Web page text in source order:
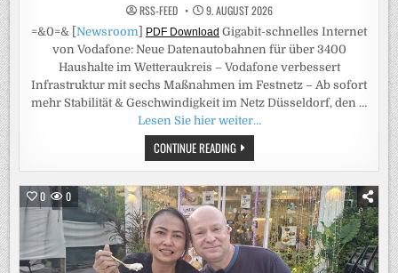
RSS-FEED 9. AUGUST 2026
=&0=& [ Newsroom PDF Download Gigabit-schnelles Internet
von Vodafone: Neue Datenautobahnen für über 3400
Haushalte im Wetteraukreis – Vodafone verbessert
Infrastruktur mit sechs Maßnahmen im Festnetz – Ab sofort
mehr Stabilität & Geschwindigkeit im Netz Düsseldorf, den …
Lesen Sie hier weiter…
CONTINUE READINGGIGABIT-
SCHNELLES
INTERNET
VON
VODAFONE:
NEUE
DATENAUTOBAHNEN
FÜR
ÜBER
3400
HAUSHALTE
0 0